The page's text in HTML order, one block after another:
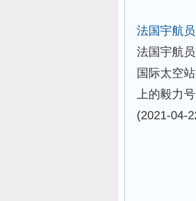
法国宇航
法国宇航
国际太空
上的毅力
(2021-04-